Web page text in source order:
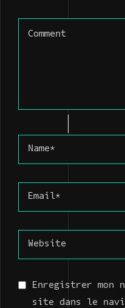
Enregistrer mon
site dans le